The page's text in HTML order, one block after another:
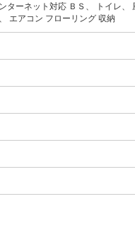
ターネット対応 ＢＳ、 トイレ
エアコン フローリング 収納